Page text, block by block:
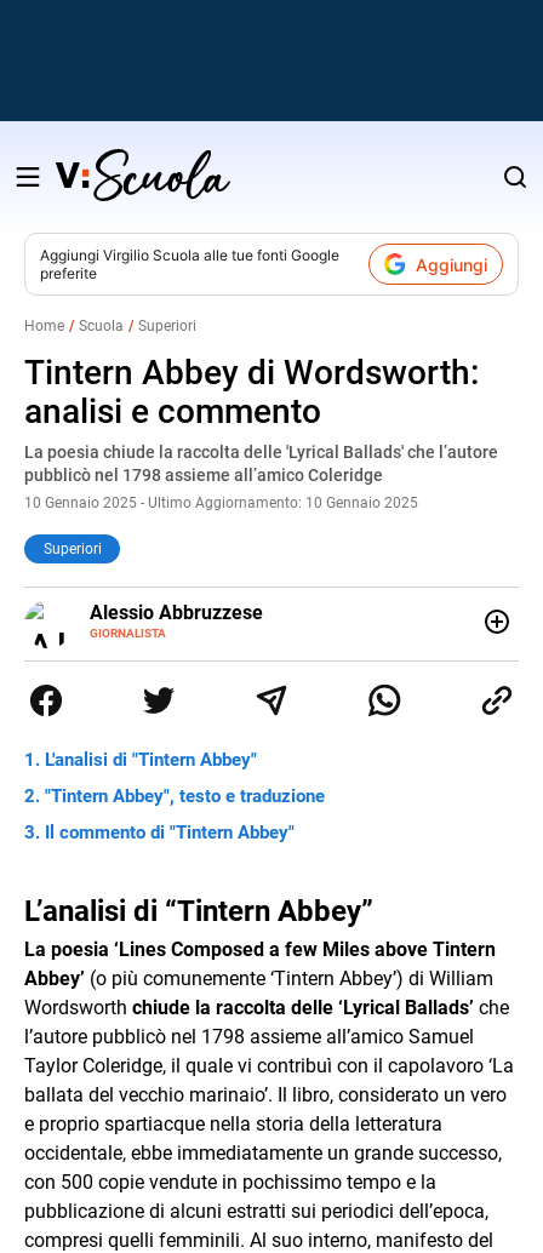
Salta
contenuto
Aggiungi Virgilio Scuola alle tue fonti Google
preferite
Aggiungi
Home Scuola Superiori
Tintern Abbey di Wordsworth:
analisi e commento
La poesia chiude la raccolta delle 'Lyrical Ballads' che l’autore
pubblicò nel 1798 assieme all’amico Coleridge
10 Gennaio 2025 - Ultimo Aggiornamento: 10 Gennaio 2025
Superiori
Alessio Abbruzzese
GIORNALISTA
dicotomia che ancora oggi fa inevitabilmente parte della
mia vita. Potete leggermi sulle pagine de Il cuoio sul
Mi interesso di numerosissime altre cose, ma di quelle di
solito non scrivo.
L'analisi di "Tintern Abbey"
"Tintern Abbey", testo e traduzione
Il commento di "Tintern Abbey"
L’analisi di “Tintern Abbey”
La poesia ‘Lines Composed a few Miles above Tintern
Abbey’ (o più comunemente ‘Tintern Abbey’) di William
Wordsworth chiude la raccolta delle ‘Lyrical Ballads’ che
l’autore pubblicò nel 1798 assieme all’amico Samuel
Taylor Coleridge, il quale vi contribuì con il capolavoro ‘La
ballata del vecchio marinaio’. Il libro, considerato un vero
e proprio spartiacque nella storia della letteratura
occidentale, ebbe immediatamente un grande successo,
con 500 copie vendute in pochissimo tempo e la
pubblicazione di alcuni estratti sui periodici dell’epoca,
compresi quelli femminili. Al suo interno, manifesto del